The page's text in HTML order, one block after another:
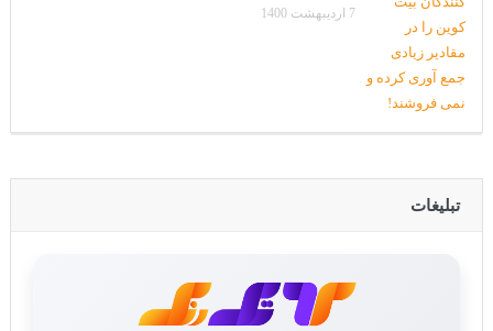
7 اردیبهشت 1400
تبلیغات